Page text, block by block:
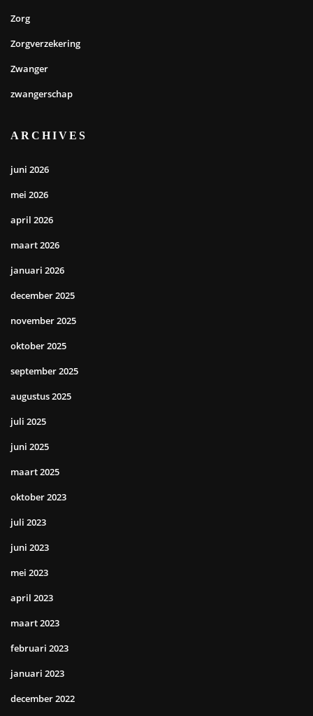
Zorg
Zorgverzekering
Zwanger
zwangerschap
ARCHIVES
juni 2026
mei 2026
april 2026
maart 2026
januari 2026
december 2025
november 2025
oktober 2025
september 2025
augustus 2025
juli 2025
juni 2025
maart 2025
oktober 2023
juli 2023
juni 2023
mei 2023
april 2023
maart 2023
februari 2023
januari 2023
december 2022